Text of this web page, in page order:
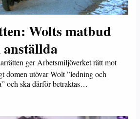
Wolts matbud
anställda
ger Arbetsmiljöverket rätt mot
domen utövar Wolt ”ledning och
och ska därför betraktas…